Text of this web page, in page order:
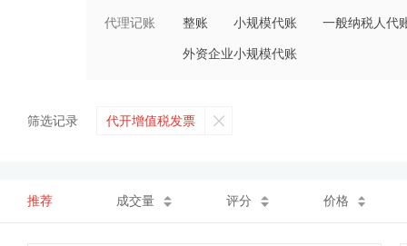
代理记账
整账 小规模代账
一般纳税人代
外资企业小规模代账
筛选记录 代开增值税发票
推荐 成交量 评分 价格